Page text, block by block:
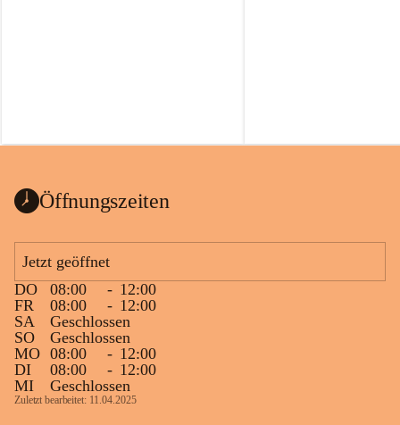
Öffnungszeiten
Jetzt geöffnet
DO
08:00 - 12:00
FR
08:00 - 12:00
SA
Geschlossen
SO
Geschlossen
MO 08:00 - 12:00
DI
08:00 - 12:00
MI
Geschlossen
Zuletzt bearbeitet: 11.04.2025